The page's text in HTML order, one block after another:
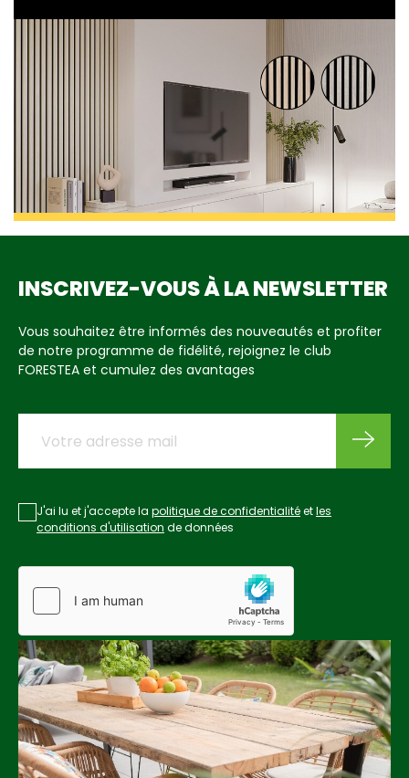
INSCRIVEZ-VOUS À LA NEWSLETTER
Vous souhaitez être informés des nouveautés et profiter
de notre programme de fidélité, rejoignez le club
FORESTEA et cumulez des avantages
J'ai lu et j'accepte la politique de confidentialitéetles
conditions d'utilisation de données